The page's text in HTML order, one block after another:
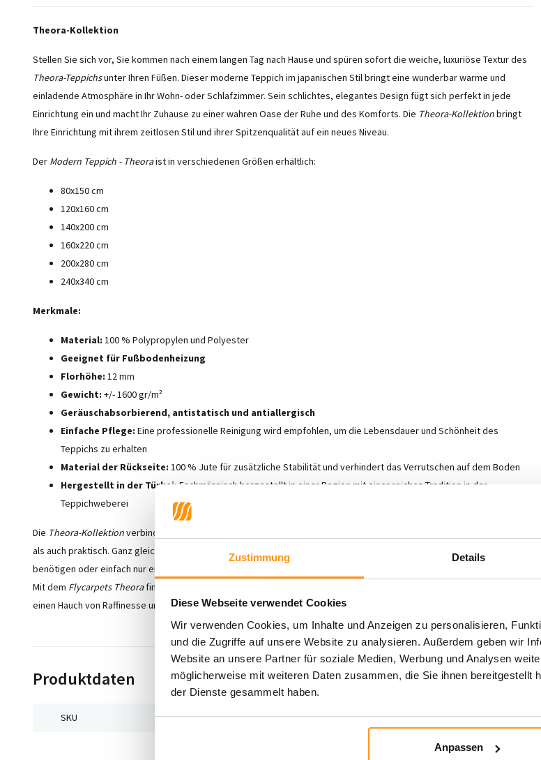
Zustimmung Details
Diese Webseite verwendet Cookies
Wir verwenden Cookies, um Inhalte und Anzeigen zu personalisieren,
und die Zugriffe auf unsere Website zu analysieren. Außerdem geben wir
Website an unsere Partner für soziale Medien, Werbung und Analysen
möglicherweise mit weiteren Daten zusammen, die Sie ihnen bereitgestellt
der Dienste gesammelt haben.
Anpassen
Theora-Kollektion
Stellen Sie sich vor, Sie kommen nach einem langen Tag nach Hause und spüren sofort die weiche, luxuriöse Textur des
Theora-Teppichsunter Ihren Füßen. Dieser moderne Teppich im japanischen Stil bringt eine wunderbar warme und
einladende Atmosphäre in Ihr Wohn- oder Schlafzimmer. Sein schlichtes, elegantes Design fügt sich perfekt in jede
Einrichtung ein und macht Ihr Zuhause zu einer wahren Oase der Ruhe und des Komforts. Die Theora-Kollektionbringt
Ihre Einrichtung mit ihrem zeitlosen Stil und ihrer Spitzenqualität auf ein neues Niveau.
Der Modern Teppich - Theoraist in verschiedenen Größen erhältlich:
80x150 cm
120x160 cm
140x200 cm
160x220 cm
200x280 cm
240x340 cm
Merkmale:
Material: 100 % Polypropylen und Polyester
Geeignet für Fußbodenheizung
Florhöhe: 12 mm
Gewicht: +/- 1600 gr/m²
Geräuschabsorbierend, antistatisch und antiallergisch
Einfache Pflege: Eine professionelle Reinigung wird empfohlen, um die Lebensdauer und Schönheit des
Teppichs zu erhalten
Material der Rückseite: 100 % Jute für zusätzliche Stabilität und verhindert das Verrutschen auf dem Boden
Hergestellt in der Türkei: Fachmännisch hergestellt in einer Region mit einer reichen Tradition in der
Teppichweberei
Die Theora-Kollektionverbindet handwerkliches Können mit modernem Design und macht Ihr Zuhause sowohl stilvoll
als auch praktisch. Ganz gleich, ob Sie eine einladende Atmosphäre schaffen wollen, einen kinderfreundlichen Raum
benötigen oder einfach nur einen eleganten und funktionalen Teppich suchen – die
Mit dem Flycarpets Theorafinden Sie die perfekte Balance zwischen Komfort und Luxus. Verleihen Sie Ihrem Zuhause
einen Hauch von Raffinesse und Komfort mit diesen schönen und praktischen Teppichen.
Produktdaten
SKU 9504471283388